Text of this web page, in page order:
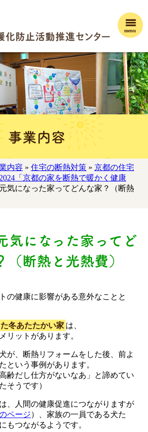
menu
事業内容
内容 » 住宅の断熱対策 » 京都の住宅
「京都の家を断熱で暖かく健康
気になった家ってどんな家？（断熱
気になった家ってど
（断熱と光熱費）
の健康に影響がある意外なことと
冬あたたかい家 は、
リットがあります。
が、断熱リフォームをした後、前よ
という事例があります。
齢だし仕方がないなあ」と諦めてい
そうです）
、人間の健康促進につながりますが
ページ）、家族の一員である犬た
もつながるようです。